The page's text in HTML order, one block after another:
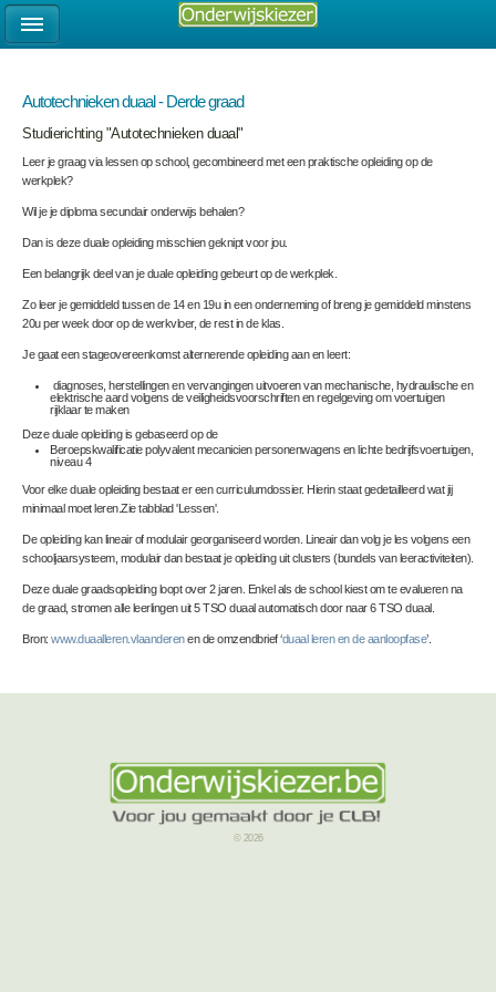
Autotechnieken duaal - Derde graad
Studierichting "Autotechnieken duaal"
Leer je graag via lessen op school, gecombineerd met een praktische opleiding op de
werkplek?
Wil je je diploma secundair onderwijs behalen?
Dan is deze duale opleiding misschien geknipt voor jou.
Een belangrijk deel van je duale opleiding gebeurt op de werkplek.
Zo leer je gemiddeld tussen de 14 en 19u in een onderneming of breng je gemiddeld minstens
20u per week door op de werkvloer, de rest in de klas.
Je gaat een stageovereenkomst alternerende opleiding aan en leert:
diagnoses, herstellingen en vervangingen uitvoeren van mechanische, hydraulische en
elektrische aard volgens de veiligheidsvoorschriften en regelgeving om voertuigen
rijklaar te maken
Deze duale opleiding is gebaseerd op de
Beroepskwalificatie polyvalent mecanicien personenwagens en lichte bedrijfsvoertuigen,
niveau 4
Voor elke duale opleiding bestaat er een curriculumdossier. Hierin staat gedetailleerd wat jij
minimaal moet leren.Zie tabblad 'Lessen'.
De opleiding kan lineair of modulair georganiseerd worden. Lineair dan volg je les volgens een
schooljaarsysteem, modulair dan bestaat je opleiding uit clusters (bundels van leeractiviteiten).
Deze duale graadsopleiding loopt over 2 jaren. Enkel als de school kiest om te evalueren na
de graad, stromen alle leerlingen uit 5 TSO duaal automatisch door naar 6 TSO duaal.
Bron: www.duaalleren.vlaanderenen de omzendbrief ‘duaal leren en de aanloopfase’.
© 2026